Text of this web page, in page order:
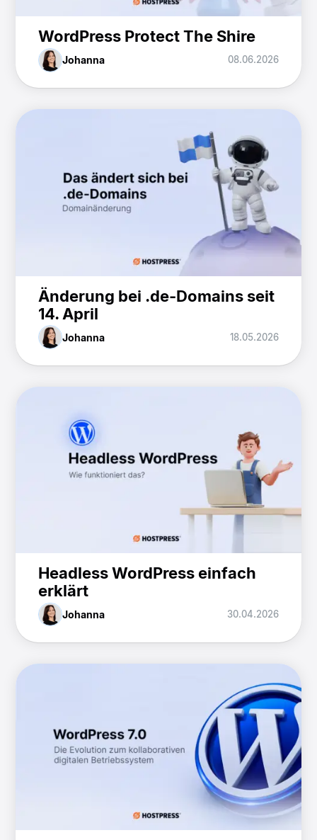
WordPress Protect The Shire
Johanna 08.06.2026
Änderung bei .de-Domains seit
14. April
Johanna 18.05.2026
Headless WordPress einfach
erklärt
Johanna 30.04.2026